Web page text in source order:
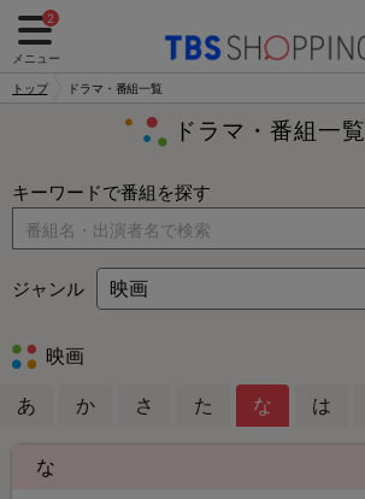
2
メニュー
トップ ドラマ・番組一覧
ドラマ・番組一覧
キーワードで番組を探す
ジャンル
映画
あ か さ た な は
な